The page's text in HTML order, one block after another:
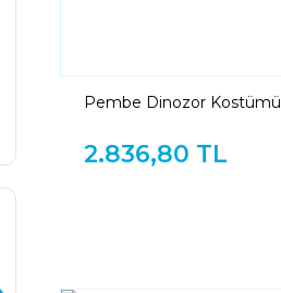
Pembe Dinozor Kostümü
2.836,80 TL